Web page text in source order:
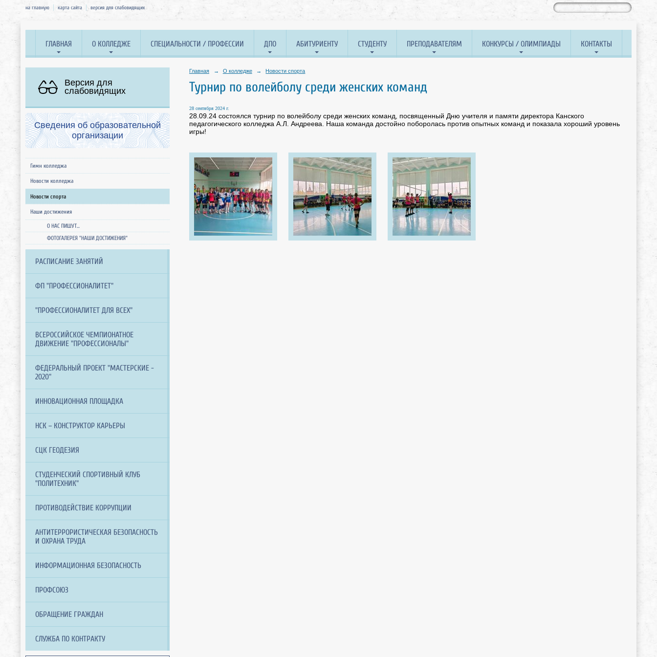
на главную карта сайта версия для слабовидящих
ГЛАВНАЯ О КОЛЛЕДЖЕ СПЕЦИАЛЬНОСТИ / ПРОФЕССИИ ДПО АБИТУРИЕНТУ СТУДЕНТУ ПРЕПОДАВАТЕЛЯМ КОНКУРСЫ / ОЛИМПИАДЫ КОНТАКТЫ
Версия для
слабовидящих
Сведения об образовательной
организации
Гимн колледжа
Новости колледжа
Новости спорта
Наши достижения
О НАС ПИШУТ...
ФОТОГАЛЕРЕЯ "НАШИ ДОСТИЖЕНИЯ"
РАСПИСАНИЕ ЗАНЯТИЙ
ФП "ПРОФЕССИОНАЛИТЕТ"
"ПРОФЕССИОНАЛИТЕТ ДЛЯ ВСЕХ"
ВСЕРОССИЙСКОЕ ЧЕМПИОНАТНОЕ
ДВИЖЕНИЕ "ПРОФЕССИОНАЛЫ"
ФЕДЕРАЛЬНЫЙ ПРОЕКТ "МАСТЕРСКИЕ -
2020"
ИННОВАЦИОННАЯ ПЛОЩАДКА
НСК – КОНСТРУКТОР КАРЬЕРЫ
СЦК ГЕОДЕЗИЯ
СТУДЕНЧЕСКИЙ СПОРТИВНЫЙ КЛУБ
"ПОЛИТЕХНИК"
ПРОТИВОДЕЙСТВИЕ КОРРУПЦИИ
АНТИТЕРРОРИСТИЧЕСКАЯ БЕЗОПАСНОСТЬ
И ОХРАНА ТРУДА
ИНФОРМАЦИОННАЯ БЕЗОПАСНОСТЬ
ПРОФСОЮЗ
ОБРАЩЕНИЕ ГРАЖДАН
СЛУЖБА ПО КОНТРАКТУ
Главная → О колледже → Новости спорта
Турнир по волейболу среди женских команд
28 сентября 2024 г.
28.09.24 состоялся турнир по волейболу среди женских команд, посвященный Дню учителя и памяти директора Канского
педагогического колледжа А.Л. Андреева. Наша команда достойно поборолась против опытных команд и показала хороший уровень
игры!